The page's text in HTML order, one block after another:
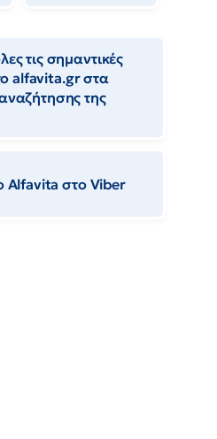
τις σημαντικές
alfavita.gr στα
της
Αlfavita στο Viber